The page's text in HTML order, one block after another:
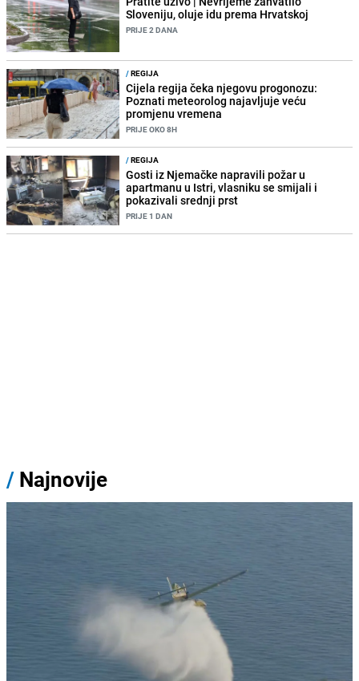
Sloveniju, oluje idu prema Hrvatskoj
PRIJE 2 DANA
/REGIJA
Cijela regija čeka njegovu progonozu:
Poznati meteorolog najavljuje veću
promjenu vremena
PRIJE OKO 8H
/REGIJA
Gosti iz Njemačke napravili požar u
apartmanu u Istri, vlasniku se smijali i
pokazivali srednji prst
PRIJE 1 DAN
/ Najnovije